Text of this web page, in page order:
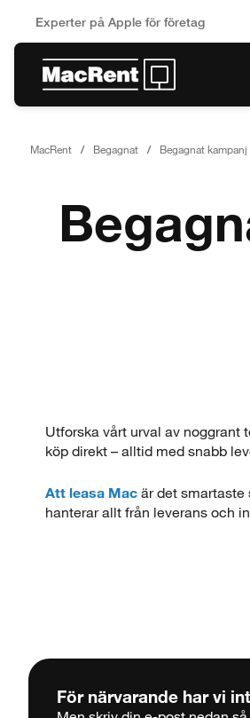
Experter på Apple för företag
MacRent Begagnat Begagnat kampanj
Utforska vårt urval av noggrant
köp direkt – alltid med snabb
Att leasa Macär det smartaste
hanterar allt från leverans och
För närvarande har vi